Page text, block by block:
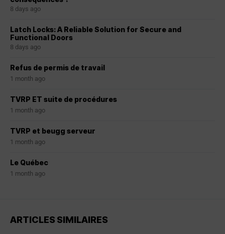
8 days ago
Latch Locks: A Reliable Solution for Secure and
Functional Doors
8 days ago
Refus de permis de travail
1 month ago
TVRP ET suite de procédures
1 month ago
TVRP et beugg serveur
1 month ago
Le Québec
1 month ago
ARTICLES SIMILAIRES